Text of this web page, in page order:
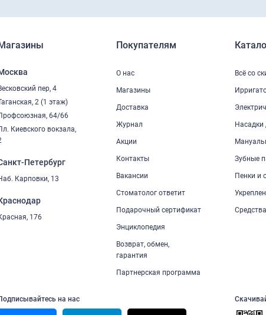
пер, 4
2 (1 этаж)
64/66
Киевского вокзала,
Петербург
Карповки, 13
176
Покупателям
О нас
Магазины
Доставка
Журнал
Акции
Контакты
Вакансии
Стоматолог ответит
Подарочный сертификат
Энциклопедия
Возврат, обмен,
гарантия
Партнерская программа
Всё со
Насадки
Зубные
Пенки и
на нас